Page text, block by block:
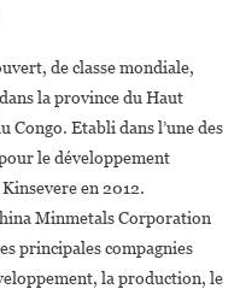
Et
Kinsevere
de classe mondiale,
la province du Haut
Congo. Etabli dans l’une des
le développement
en 2012.
Minmetals Corporation
principales compagnies
la production, le